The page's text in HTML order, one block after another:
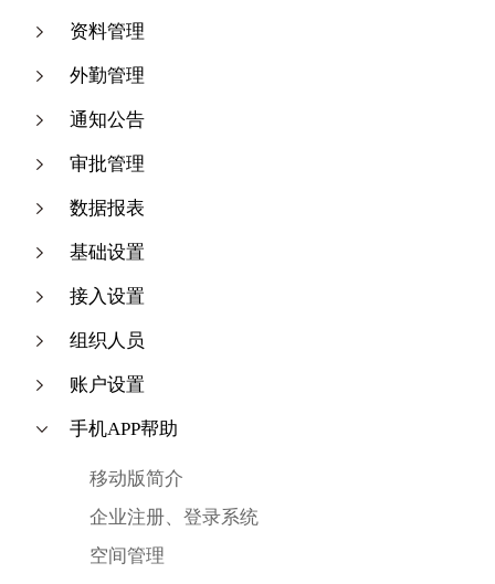
资料管理
外勤管理
通知公告
审批管理
数据报表
基础设置
接入设置
组织人员
账户设置
手机APP帮助
移动版简介
企业注册、登录系统
空间管理